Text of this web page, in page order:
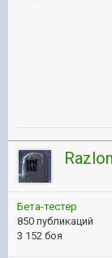
Бета-тестер
850 публикаций
3 152 боя